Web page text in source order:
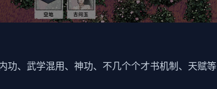
功、武学混用、神功、不几个个才书机制、天赋等